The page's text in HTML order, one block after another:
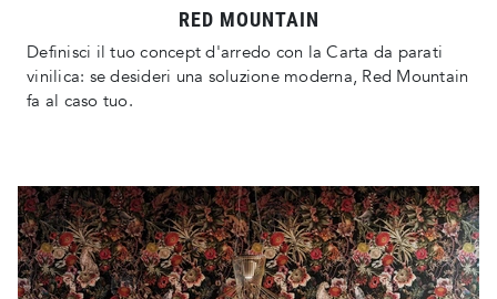
RED MOUNTAIN
Definisci il tuo concept d'arredo con la Carta da parati
vinilica: se desideri una soluzione moderna, Red Mountain
fa al caso tuo.